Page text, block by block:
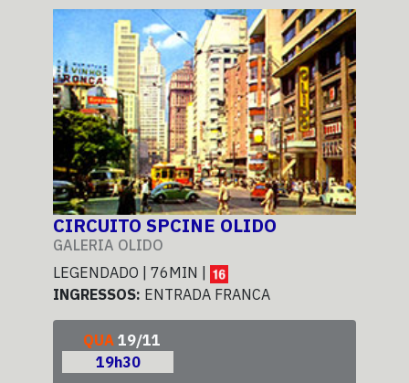
CIRCUITO SPCINE OLIDO
GALERIA OLIDO
LEGENDADO | 76MIN |
INGRESSOS: ENTRADA FRANCA
QUA 19/11
19h30